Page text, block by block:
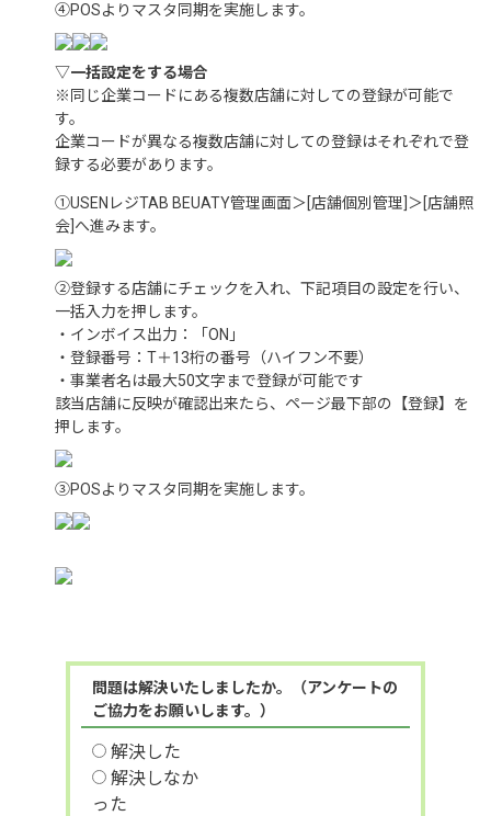
④POSよりマスタ同期を実施します。
▽一括設定をする場合
※同じ企業コードにある複数店舗に対しての登録が可能で
す。
企業コードが異なる複数店舗に対しての登録はそれぞれで登
録する必要があります。
①USENレジTAB BEUATY管理画面＞[店舗個別管理]＞[店舗照
会]へ進みます。
②登録する店舗にチェックを入れ、下記項目の設定を行い、
一括入力を押します。
・インボイス出力：「ON」
・登録番号：T＋13桁の番号（ハイフン不要）
・事業者名は最大50文字まで登録が可能です
該当店舗に反映が確認出来たら、ページ最下部の【登録】を
押します。
③POSよりマスタ同期を実施します。
問題は解決いたしましたか。（アンケートの
ご協力をお願いします。）
解決した
解決しなか
った